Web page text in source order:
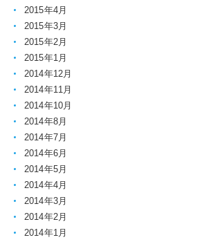
2015年4月
2015年3月
2015年2月
2015年1月
2014年12月
2014年11月
2014年10月
2014年8月
2014年7月
2014年6月
2014年5月
2014年4月
2014年3月
2014年2月
2014年1月